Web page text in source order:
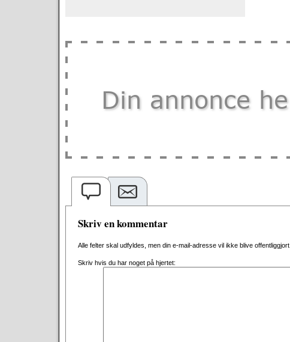
Skriv en kommentar
Alle felter skal udfyldes, men din e-mail-adresse vil ikke blive offentliggjort.
Skriv hvis du har noget på hjertet: